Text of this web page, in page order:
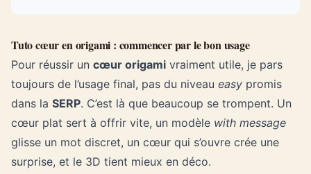
Tuto cœur en origami : commencer par le bon usage
Pour réussir un cœur origami vraiment utile, je pars
toujours de l’usage final, pas du niveau easy promis
dans la SERP. C’est là que beaucoup se trompent. Un
cœur plat sert à offrir vite, un modèle with message
glisse un mot discret, un cœur qui s’ouvre crée une
surprise, et le 3D tient mieux en déco.